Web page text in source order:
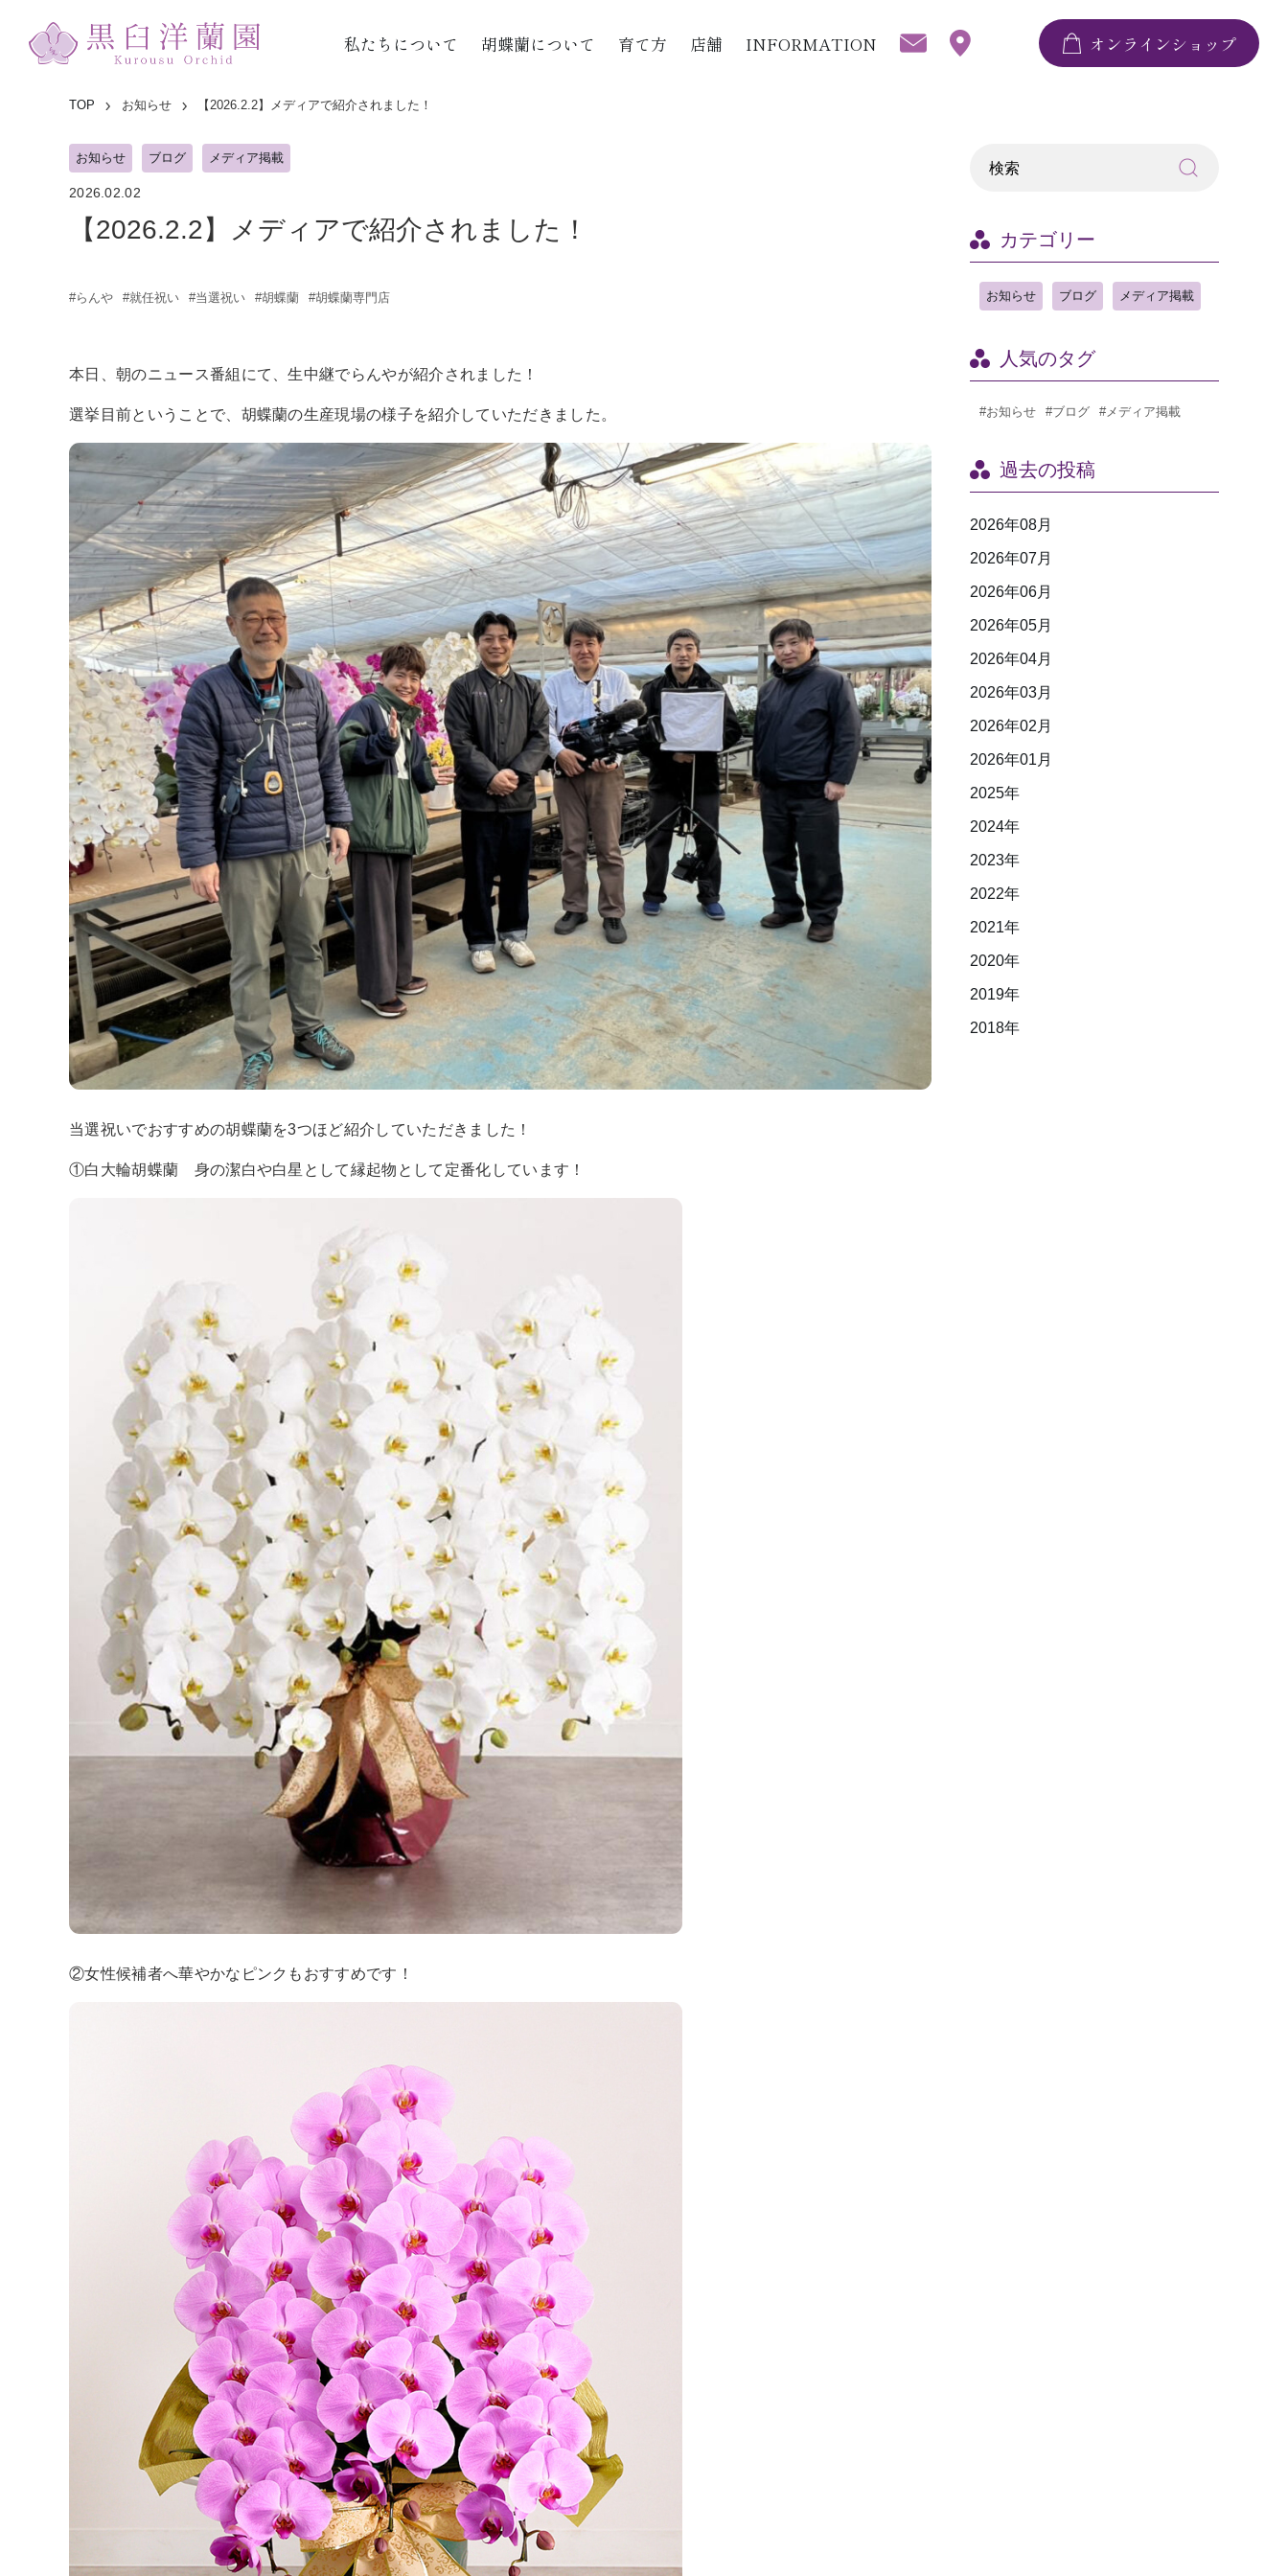
私たちについて 胡蝶蘭について 育て方 店舗 INFORMATION オンラインショップ
TOP お知らせ 【2026.2.2】メディアで紹介されました！
お知らせ ブログ メディア掲載
2026.02.02
【2026.2.2】メディアで紹介されました！
#らんや #就任祝い #当選祝い #胡蝶蘭 #胡蝶蘭専門店
本日、朝のニュース番組にて、生中継でらんやが紹介されました！
選挙目前ということで、胡蝶蘭の生産現場の様子を紹介していただきました。
当選祝いでおすすめの胡蝶蘭を3つほど紹介していただきました！
①白大輪胡蝶蘭 身の潔白や白星として縁起物として定番化しています！
②女性候補者へ華やかなピンクもおすすめです！
カテゴリー
お知らせ ブログ メディア掲載
人気のタグ
#お知らせ #ブログ #メディア掲載
過去の投稿
2026年08月
2026年07月
2026年06月
2026年05月
2026年04月
2026年03月
2026年02月
2026年01月
2025年
2024年
2023年
2022年
2021年
2020年
2019年
2018年